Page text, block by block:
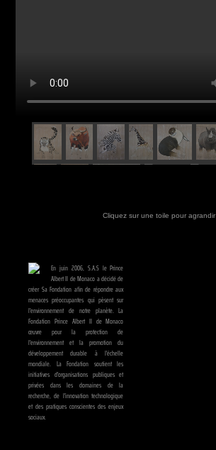
Cliquez sur une toile pour agrandir
En juin 2006, S.A.S le Prince
Albert II de Monaco a décidé de
créer Sa Fondation afin de répondre aux
menaces préoccupantes qui pèsent sur
l'environnement de notre planète. La
Fondation Prince Albert II de Monaco
œuvre pour la protection de
l'environnement et la promotion du
développement durable à l'échelle
mondiale. La Fondation soutient les
initiatives d'organisations publiques et
privées dans les domaines de la
recherche, de l'innovation technologique
et des pratiques conscientes des enjeux
sociaux.